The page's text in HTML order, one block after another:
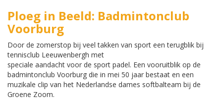
Ploeg in Beeld: Badmintonclub
Voorburg
Door de zomerstop bij veel takken van sport een terugblik bij
tennisclub Leeuwenbergh met
speciale aandacht voor de sport padel. Een vooruitblik op de
badmintonclub Voorburg die in mei 50 jaar bestaat en een
muzikale clip van het Nederlandse dames softbalteam bij de
Groene Zoom.